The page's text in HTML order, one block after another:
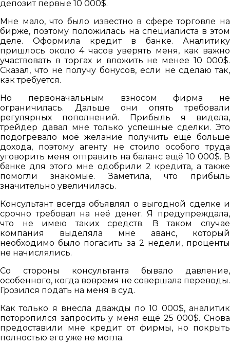
депозит первые 10 000$.
Мне мало, что было известно в сфере торговле на
бирже, поэтому положилась на специалиста в этом
деле. Оформила кредит в банке. Аналитику
пришлось около 4 часов уверять меня, как важно
участвовать в торгах и вложить не менее 10 000$.
Сказал, что не получу бонусов, если не сделаю так,
как требуется.
Но первоначальным взносом фирма не
ограничилась. Дальше они опять требовали
регулярных пополнений. Прибыль я видела,
трейдер давал мне только успешные сделки. Это
подогревало моё желание получить ещё больше
дохода, поэтому агенту не стоило особого труда
уговорить меня отправить на баланс ещё 10 000$. В
банке для этого мне одобрили 2 кредита, а также
помогли знакомые. Заметила, что прибыль
значительно увеличилась.
Консультант всегда объявлял о выгодной сделке и
срочно требовал на неё денег. Я предупреждала,
что не имею таких средств. В таком случае
компания выделяла мне аванс, который
необходимо было погасить за 2 недели, проценты
не начислялись.
Со стороны консультанта бывало давление,
особенного, когда вовремя не совершала переводы.
Грозился подать на меня в суд.
Как только я внесла дважды по 10 000$, аналитик
поторопился запросить у меня ещё 25 000$. Снова
предоставили мне кредит от фирмы, но покрыть
полностью его уже не могла.